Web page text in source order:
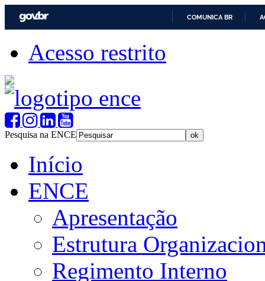
COMUNICA BR
Acesso restrito
Pesquisa na ENCE
Início
ENCE
Apresentação
Estrutura
Regimento Interno